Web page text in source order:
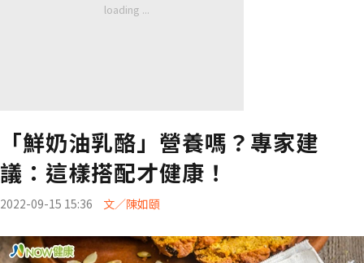
「鮮奶油乳酪」營養嗎？專家建
議：這樣搭配才健康！
2022-09-15 15:36 文／陳如頤